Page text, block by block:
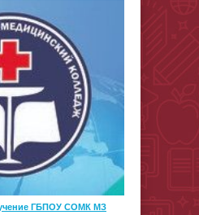
ГБПОУ СОМК МЗ